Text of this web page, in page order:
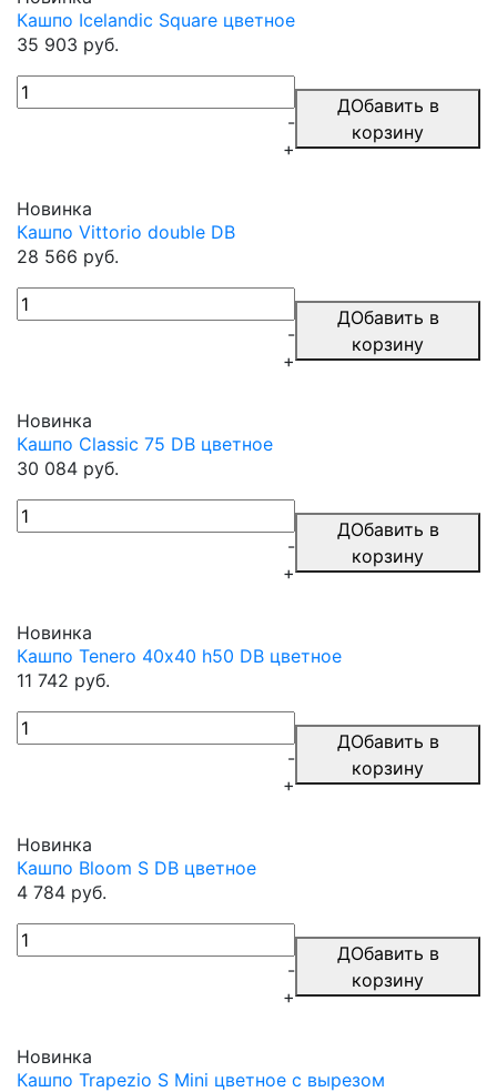
Кашпо Icelandic Square цветное
35 903 руб.
-
+
ДОбавить в
корзину
Новинка
Кашпо Vittorio double DB
28 566 руб.
-
+
ДОбавить в
корзину
Новинка
Кашпо Classic 75 DB цветное
30 084 руб.
-
+
ДОбавить в
корзину
Новинка
Кашпо Tenero 40х40 h50 DB цветное
11 742 руб.
-
+
ДОбавить в
корзину
Новинка
Кашпо Bloom S DB цветное
4 784 руб.
-
+
ДОбавить в
корзину
Новинка
Кашпо Trapezio S Mini цветное с вырезом